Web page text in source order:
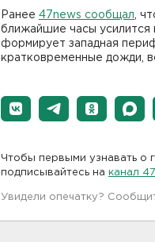
Ранее 47news сообщал ,
ближайшие часы усилится
формирует западная
кратковременные дожди,
Чтобы первыми узнавать о
подписывайтесь на канал
Увидели опечатку?